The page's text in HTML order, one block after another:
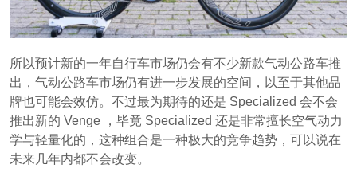
所以预计新的一年自行车市场仍会有不少新款气动公路车推
出，气动公路车市场仍有进一步发展的空间，以至于其他品
牌也可能会效仿。不过最为期待的还是 Specialized 会不会
推出新的 Venge ，毕竟 Specialized 还是非常擅长空气动力
学与轻量化的，这种组合是一种极大的竞争趋势，可以说在
未来几年内都不会改变。